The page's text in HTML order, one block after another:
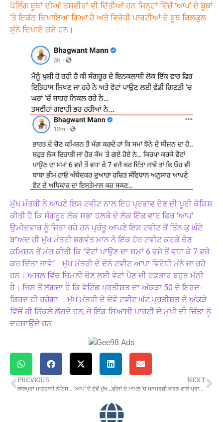
ਪੋਲਿੰਗ ਬੂਥਾਂ ਦੀਆਂ ਤਸਵੀਰਾਂ ਵੀ ਦਿੱਤੀਆਂ ਹਨ ਜਿਨ੍ਹਾਂ ਵਿੱਚੋਂ ‘ਆਪ’ ਦੇ ਬੂਥਾਂ
’ਤੇ ਇਕੱਠ ਦਿਖਾਇਆ ਗਿਆ ਹੈ ਅਤੇ ਵਿਰੋਧੀ ਪਾਰਟੀਆਂ ਦੇ ਬੂਥ ਬਿਲਕੁਲ
ਸੁੰਨੇ ਦਿਖਾਏ ਗਏ ਹਨ।
ਮੁੱਖ ਮੰਤਰੀ ਨੇ ਆਪਣੇ ਇਸ ਟਵੀਟ ਨਾਲ ਇਹ ਪ੍ਰਭਾਵ ਦੇਣ ਦੀ ਪੂਰੀ ਕੋਸ਼ਿਸ਼
ਕੀਤੀ ਹੈ ਕਿ ਸੰਗਰੂਰ ਲੋਕ ਸਭਾ ਹਲਕੇ ਦੇ ਲੋਕ ਇੱਕ ਵਾਰ ਫਿਰ ‘ਆਪ’
ਉਮੀਦਵਾਰ ਨੂੰ ਜਿਤਾ ਰਹੇ ਹਨ ਪ੍ਰੰਤੂ ਆਪਣੇ ਇਸ ਟਵੀਟ ਤੋਂ ਤਿੰਨ ਕੁ ਘੰਟੇ
ਬਾਅਦ ਹੀ ਮੁੱਖ ਮੰਤਰੀ ਭਗਵੰਤ ਮਾਨ ਨੇ ਇੱਕ ਹੋਰ ਟਵੀਟ ਕਰਕੇ ਚੋਣ
ਕਮਿਸ਼ਨ ਤੋਂ ਮੰਗ ਕੀਤੀ ਕਿ ‘‘ਵੋਟਾਂ ਪਾਉਣ ਦਾ ਸਮਾਂ 6 ਵਜੇ ਤੋਂ ਵਧਾ ਕੇ 7 ਵਜੇ
ਕਰ ਦਿੱਤਾ ਜਾਵੇ’’। ਮੁੱਖ ਮੰਤਰੀ ਦੇ ਦੋਨੋ ਟਵੀਟ ਆਪਾ ਵਿਰੋਧੀ ਮੰਨੇ ਜਾ ਰਹੇ
ਹਨ। ਅਸਲ ਵਿੱਚ ਜ਼ਿਮਨੀ ਚੋਣ ਲਈ ਵੋਟਾਂ ਪੈਣ ਦੀ ਰਫ਼ਤਾਰ ਬਹੁਤ ਮੱਠੀ
ਹੈ। ਜਿਸ ਤੋਂ ਲੱਗਦਾ ਹੈ ਕਿ ਵੋਟਿੰਗ ਪ੍ਰਤੀਸ਼ਤ ਦਾ ਅੰਕੜਾ 50 ਦੇ ਇਰਦ-
ਗਿਰਦ ਹੀ ਰਹੇਗਾ । ਮੁੱਖ ਮੰਤਰੀ ਦੇ ਦੋਵੇ ਟਵੀਟ ਘੱਟ ਪ੍ਰਤੀਸ਼ਤ ਦੇ ਅੰਕੜੇ
ਵਿੱਚੋਂ ਹੀ ਨਿੱਕਲੇ ਲੱਗਦੇ ਹਨ, ਜੋ ਇੱਕ ਸਿਆਸੀ ਪਾਰਟੀ ਦੇ ਮੁਖੀ ਦੀ ਚਿੰਤਾ ਨੂੰ
ਦਰਸਾਉਂਦੇ ਹਨ।
PREVIOUS
ਲਾਲਪੁਰਾ ਮਾਣਹਾਨੀ ਨੋਟਿਸ .. ‘ਆਪ’ ਦੇ ਦੋਵੇਂ ਮੁੱਖ ਮੰਤਰੀ ਮੁਆਫ਼ੀ ਮੰਗ ਪਲੇਟਫਾਰਮ ’ਤੇ…. ?
NEXT
ਫੀਸਾਂ ਦੇ ਮਾਮਲੇ ’ਚ ਮਨਮਰਜ਼ੀ ਕਰਨ ਵਾਲੇ ਪ੍ਰਾਈਵੇਟ ਸਕੂਲਾਂ ਦੀ ਐਨਓਸੀ ਹੋਵੇਗੀ ਰੱਦ : ਮੁੱਖ ਮੰਤਰੀ